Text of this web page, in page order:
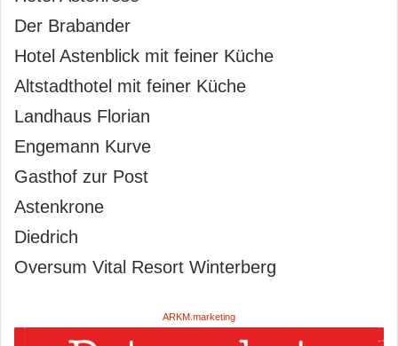
Der Brabander
Hotel Astenblick mit feiner Küche
Altstadthotel mit feiner Küche
Landhaus Florian
Engemann Kurve
Gasthof zur Post
Astenkrone
Diedrich
Oversum Vital Resort Winterberg
ARKM.marketing